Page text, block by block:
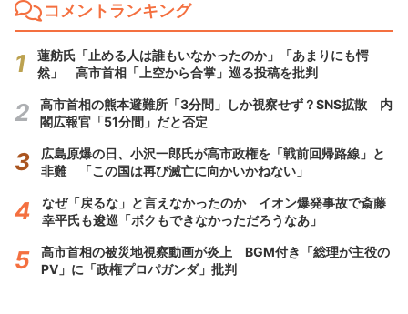
コメントランキング
蓮舫氏「止める人は誰もいなかったのか」「あまりにも愕
然」 高市首相「上空から合掌」巡る投稿を批判
高市首相の熊本避難所「3分間」しか視察せず？SNS拡散 内
閣広報官「51分間」だと否定
広島原爆の日、小沢一郎氏が高市政権を「戦前回帰路線」と
非難 「この国は再び滅亡に向かいかねない」
なぜ「戻るな」と言えなかったのか イオン爆発事故で斎藤
幸平氏も逡巡「ボクもできなかっただろうなあ」
高市首相の被災地視察動画が炎上 BGM付き「総理が主役の
PV」に「政権プロパガンダ」批判